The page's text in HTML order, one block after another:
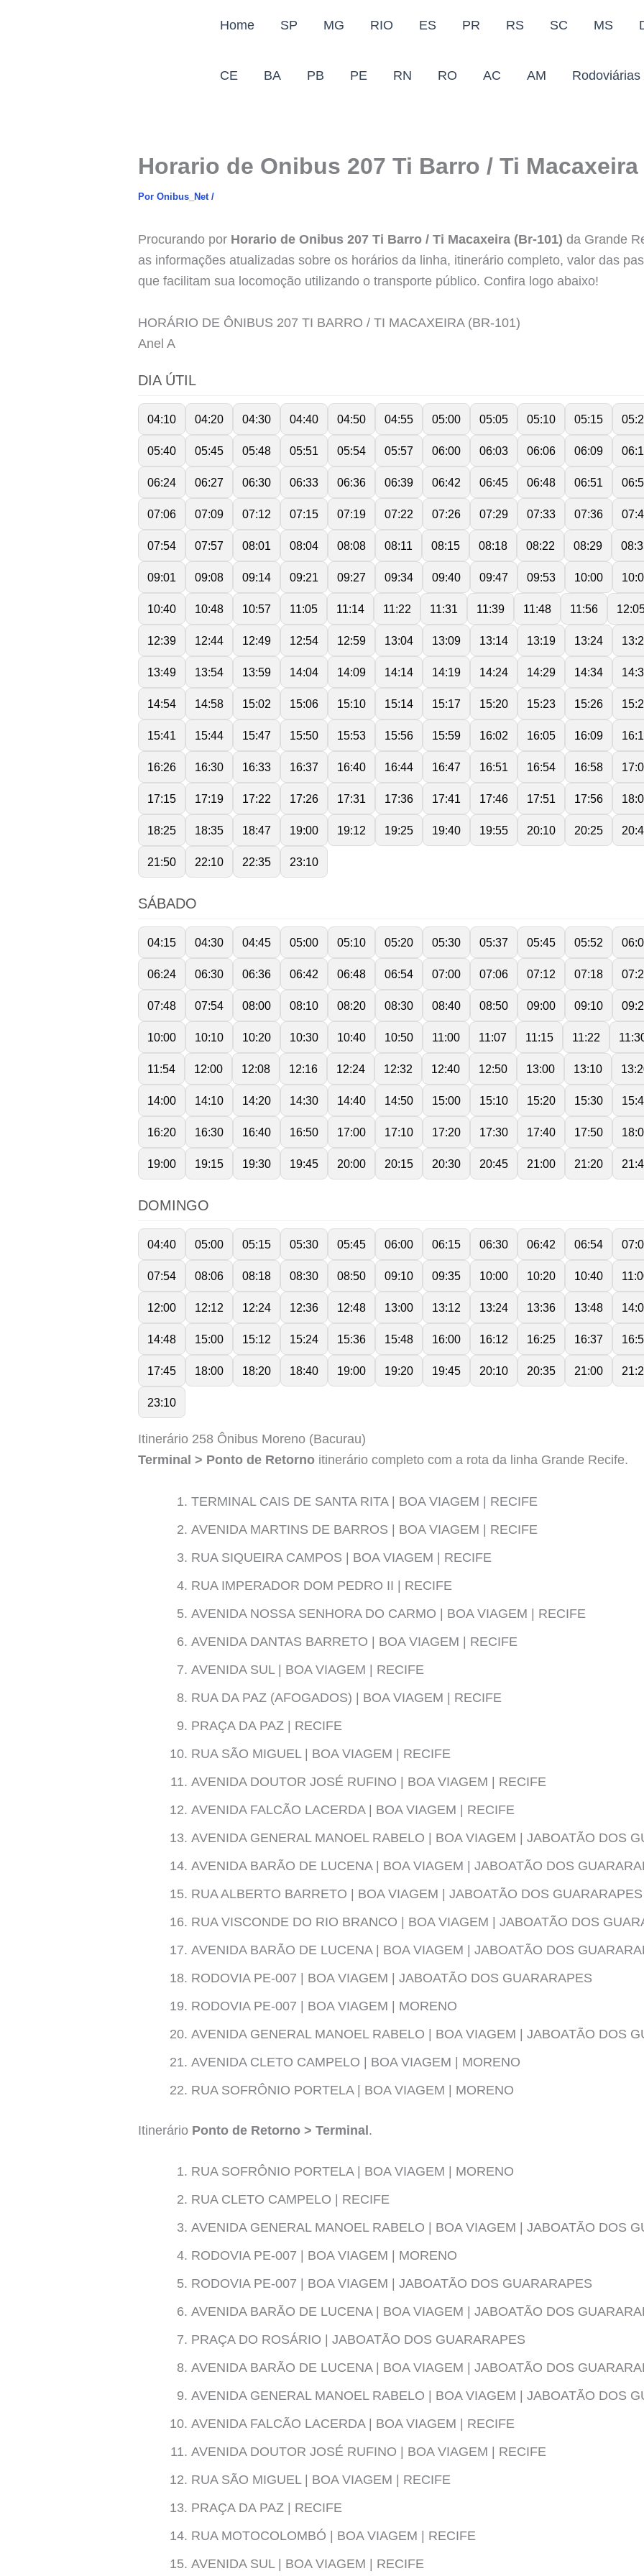
Home SP MG RIO ES PR RS SC MS
CE BA PB PE RN RO AC AM Rodoviárias
Horario de Onibus 207 Ti Barro / Ti Macaxeira
Por Onibus_Net /
Procurando por Horario de Onibus 207 Ti Barro / Ti Macaxeira (Br-101) da Grande
as informações atualizadas sobre os horários da linha, itinerário completo, valor das
que facilitam sua locomoção utilizando o transporte público. Confira logo abaixo!
HORÁRIO DE ÔNIBUS 207 TI BARRO / TI MACAXEIRA (BR-101)
Anel A
DIA ÚTIL
04:10 04:20 04:30 04:40 04:50 04:55 05:00 05:05 05:10 05:15
05:40 05:45 05:48 05:51 05:54 05:57 06:00 06:03 06:06 06:09
06:24 06:27 06:30 06:33 06:36 06:39 06:42 06:45 06:48 06:51
07:06 07:09 07:12 07:15 07:19 07:22 07:26 07:29 07:33 07:36
07:54 07:57 08:01 08:04 08:08 08:11 08:15 08:18 08:22 08:29
09:01 09:08 09:14 09:21 09:27 09:34 09:40 09:47 09:53 10:00
10:40 10:48 10:57 11:05 11:14 11:22 11:31 11:39 11:48 11:56
12:39 12:44 12:49 12:54 12:59 13:04 13:09 13:14 13:19 13:24
13:49 13:54 13:59 14:04 14:09 14:14 14:19 14:24 14:29 14:34
14:54 14:58 15:02 15:06 15:10 15:14 15:17 15:20 15:23 15:26
15:41 15:44 15:47 15:50 15:53 15:56 15:59 16:02 16:05 16:09
16:26 16:30 16:33 16:37 16:40 16:44 16:47 16:51 16:54 16:58
17:15 17:19 17:22 17:26 17:31 17:36 17:41 17:46 17:51 17:56
18:25 18:35 18:47 19:00 19:12 19:25 19:40 19:55 20:10 20:25
21:50 22:10 22:35 23:10
SÁBADO
04:15 04:30 04:45 05:00 05:10 05:20 05:30 05:37 05:45 05:52
06:24 06:30 06:36 06:42 06:48 06:54 07:00 07:06 07:12 07:18
07:48 07:54 08:00 08:10 08:20 08:30 08:40 08:50 09:00 09:10
10:00 10:10 10:20 10:30 10:40 10:50 11:00 11:07 11:15 11:22
11:54 12:00 12:08 12:16 12:24 12:32 12:40 12:50 13:00 13:10
14:00 14:10 14:20 14:30 14:40 14:50 15:00 15:10 15:20 15:30
16:20 16:30 16:40 16:50 17:00 17:10 17:20 17:30 17:40 17:50
19:00 19:15 19:30 19:45 20:00 20:15 20:30 20:45 21:00 21:20
DOMINGO
04:40 05:00 05:15 05:30 05:45 06:00 06:15 06:30 06:42 06:54
07:54 08:06 08:18 08:30 08:50 09:10 09:35 10:00 10:20 10:40
12:00 12:12 12:24 12:36 12:48 13:00 13:12 13:24 13:36 13:48
14:48 15:00 15:12 15:24 15:36 15:48 16:00 16:12 16:25 16:37
17:45 18:00 18:20 18:40 19:00 19:20 19:45 20:10 20:35 21:00
23:10
Itinerário 258 Ônibus Moreno (Bacurau)
Terminal > Ponto de Retorno itinerário completo com a rota da linha Grande Recife.
TERMINAL CAIS DE SANTA RITA | BOA VIAGEM | RECIFE
AVENIDA MARTINS DE BARROS | BOA VIAGEM | RECIFE
RUA SIQUEIRA CAMPOS | BOA VIAGEM | RECIFE
RUA IMPERADOR DOM PEDRO II | RECIFE
AVENIDA NOSSA SENHORA DO CARMO | BOA VIAGEM | RECIFE
AVENIDA DANTAS BARRETO | BOA VIAGEM | RECIFE
AVENIDA SUL | BOA VIAGEM | RECIFE
RUA DA PAZ (AFOGADOS) | BOA VIAGEM | RECIFE
PRAÇA DA PAZ | RECIFE
RUA SÃO MIGUEL | BOA VIAGEM | RECIFE
AVENIDA DOUTOR JOSÉ RUFINO | BOA VIAGEM | RECIFE
AVENIDA FALCÃO LACERDA | BOA VIAGEM | RECIFE
AVENIDA GENERAL MANOEL RABELO | BOA VIAGEM | JABOATÃO DOS
AVENIDA BARÃO DE LUCENA | BOA VIAGEM | JABOATÃO DOS
RUA ALBERTO BARRETO | BOA VIAGEM | JABOATÃO DOS GUARARAPES
RUA VISCONDE DO RIO BRANCO | BOA VIAGEM | JABOATÃO DOS
AVENIDA BARÃO DE LUCENA | BOA VIAGEM | JABOATÃO DOS
RODOVIA PE-007 | BOA VIAGEM | JABOATÃO DOS GUARARAPES
RODOVIA PE-007 | BOA VIAGEM | MORENO
AVENIDA GENERAL MANOEL RABELO | BOA VIAGEM | JABOATÃO DOS
AVENIDA CLETO CAMPELO | BOA VIAGEM | MORENO
RUA SOFRÔNIO PORTELA | BOA VIAGEM | MORENO
Itinerário Ponto de Retorno > Terminal.
RUA SOFRÔNIO PORTELA | BOA VIAGEM | MORENO
RUA CLETO CAMPELO | RECIFE
AVENIDA GENERAL MANOEL RABELO | BOA VIAGEM | JABOATÃO DOS
RODOVIA PE-007 | BOA VIAGEM | MORENO
RODOVIA PE-007 | BOA VIAGEM | JABOATÃO DOS GUARARAPES
AVENIDA BARÃO DE LUCENA | BOA VIAGEM | JABOATÃO DOS
PRAÇA DO ROSÁRIO | JABOATÃO DOS GUARARAPES
AVENIDA BARÃO DE LUCENA | BOA VIAGEM | JABOATÃO DOS
AVENIDA GENERAL MANOEL RABELO | BOA VIAGEM | JABOATÃO DOS
AVENIDA FALCÃO LACERDA | BOA VIAGEM | RECIFE
AVENIDA DOUTOR JOSÉ RUFINO | BOA VIAGEM | RECIFE
RUA SÃO MIGUEL | BOA VIAGEM | RECIFE
PRAÇA DA PAZ | RECIFE
RUA MOTOCOLOMBÓ | BOA VIAGEM | RECIFE
AVENIDA SUL | BOA VIAGEM | RECIFE